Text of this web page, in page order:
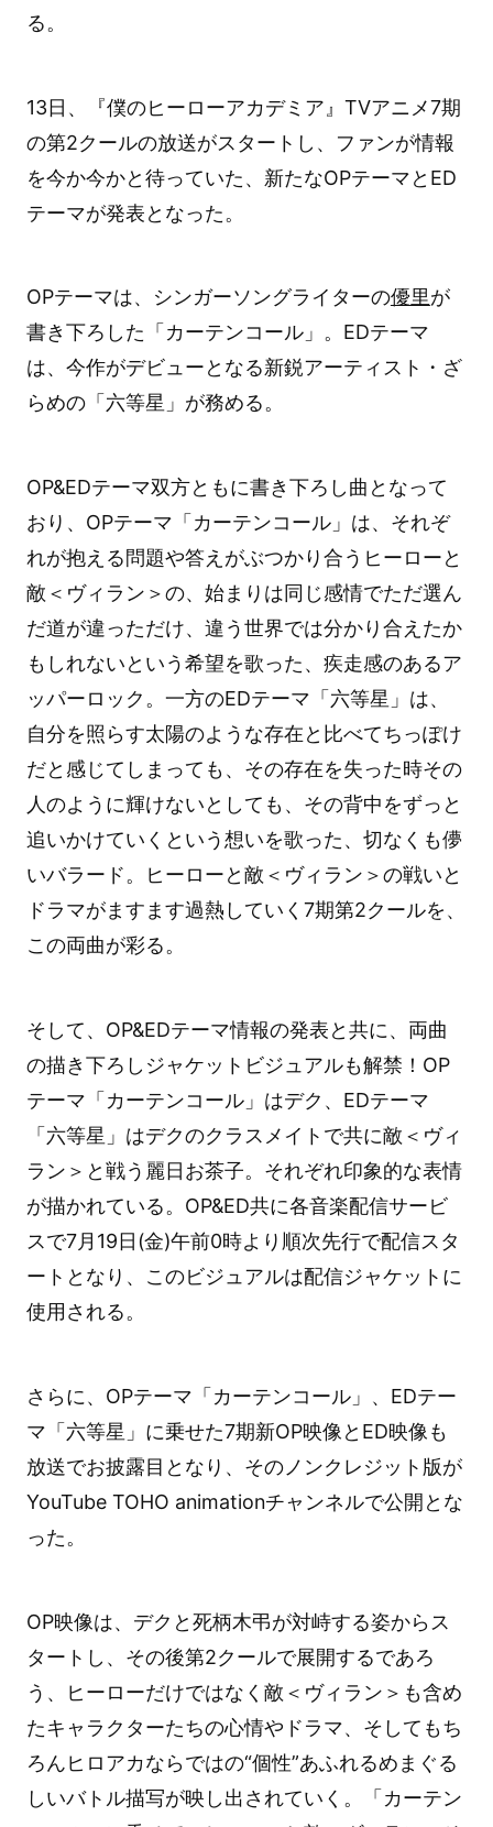
る。
13日、『僕のヒーローアカデミア』TVアニメ7期
の第2クールの放送がスタートし、ファンが情報
を今か今かと待っていた、新たなOPテーマとED
テーマが発表となった。
OPテーマは、シンガーソングライターの優里が
書き下ろした「カーテンコール」。EDテーマ
は、今作がデビューとなる新鋭アーティスト・ざ
らめの「六等星」が務める。
OP&EDテーマ双方ともに書き下ろし曲となって
おり、OPテーマ「カーテンコール」は、それぞ
れが抱える問題や答えがぶつかり合うヒーローと
敵＜ヴィラン＞の、始まりは同じ感情でただ選ん
だ道が違っただけ、違う世界では分かり合えたか
もしれないという希望を歌った、疾走感のあるア
ッパーロック。一方のEDテーマ「六等星」は、
自分を照らす太陽のような存在と比べてちっぽけ
だと感じてしまっても、その存在を失った時その
人のように輝けないとしても、その背中をずっと
追いかけていくという想いを歌った、切なくも儚
いバラード。ヒーローと敵＜ヴィラン＞の戦いと
ドラマがますます過熱していく7期第2クールを、
この両曲が彩る。
そして、OP&EDテーマ情報の発表と共に、両曲
の描き下ろしジャケットビジュアルも解禁！OP
テーマ「カーテンコール」はデク、EDテーマ
「六等星」はデクのクラスメイトで共に敵＜ヴィ
ラン＞と戦う麗日お茶子。それぞれ印象的な表情
が描かれている。OP&ED共に各音楽配信サービ
スで7月19日(金)午前0時より順次先行で配信スタ
ートとなり、このビジュアルは配信ジャケットに
使用される。
さらに、OPテーマ「カーテンコール」、EDテー
マ「六等星」に乗せた7期新OP映像とED映像も
放送でお披露目となり、そのノンクレジット版が
YouTube TOHO animationチャンネルで公開とな
った。
OP映像は、デクと死柄木弔が対峙する姿からス
タートし、その後第2クールで展開するであろ
う、ヒーローだけではなく敵＜ヴィラン＞も含め
たキャラクターたちの心情やドラマ、そしてもち
ろんヒロアカならではの“個性”あふれるめまぐる
しいバトル描写が映し出されていく。「カーテン